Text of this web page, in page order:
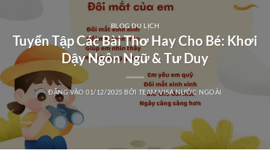
BLOG DU LỊCH
Tuyển Tập Các Bài Thơ Hay Cho Bé: Khơi
Dậy Ngôn Ngữ & Tư Duy
ĐĂNG VÀO01/12/2025 BỞI TEAM VISA NƯỚC NGOÀI